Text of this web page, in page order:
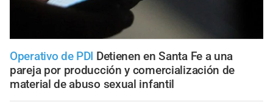
Operativo de PDI Detienen en Santa Fe a una
pareja por producción y comercialización de
material de abuso sexual infantil